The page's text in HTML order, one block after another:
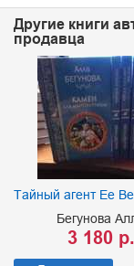
Другие книги
продавца
Тайный агент Ее
Бегунова
3 180 р.